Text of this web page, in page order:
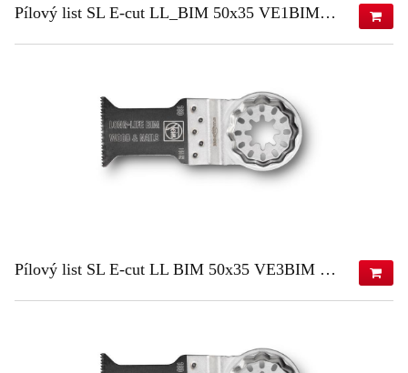
Pílový list SL E-cut LL_BIM 50x35 VE1BIM 50x35 VE1
21,65 € (s DPH)
ZISTIŤ VIAC
Pílový list SL E-cut LL BIM 50x35 VE3BIM 50x35 VE3
61,04 € (s DPH)
ZISTIŤ VIAC